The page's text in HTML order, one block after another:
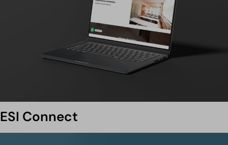
ESI Connect